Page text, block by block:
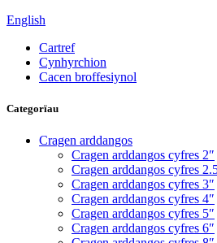
English
Cartref
Cynhyrchion
Cacen broffesiynol
Categorïau
Cragen arddangos
Cragen arddangos cyfres 2″
Cragen arddangos cyfres
Cragen arddangos cyfres 3″
Cragen arddangos cyfres 4″
Cragen arddangos cyfres 5″
Cragen arddangos cyfres 6″